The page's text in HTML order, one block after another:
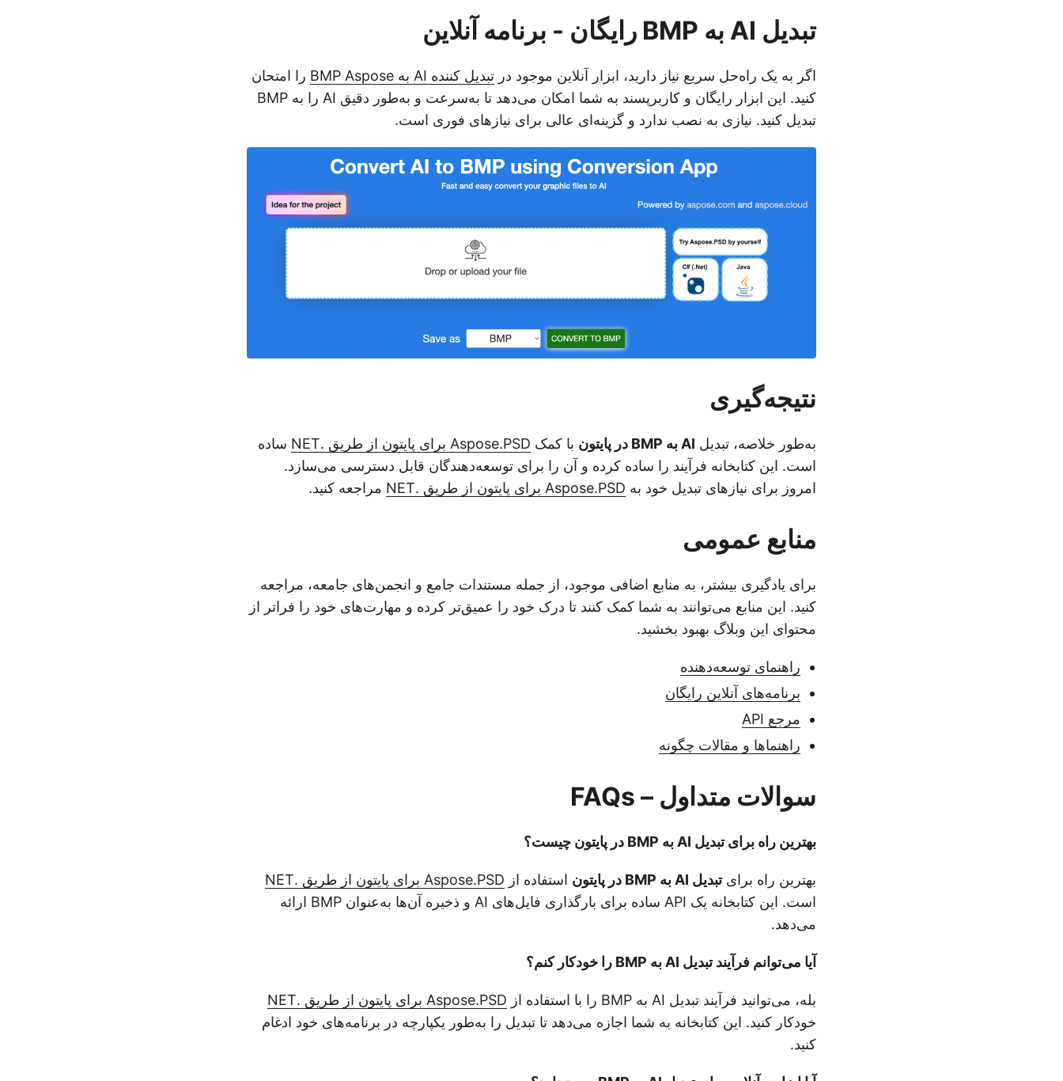
تبدیل AI به BMP رایگان - برنامه آنلاین
اگر به یک راه‌حل سریع نیاز دارید، ابزار آنلاین موجود در تبدیل کننده AI به BMP Aspose
را امتحان
کنید. این ابزار رایگان و کاربرپسند به شما امکان می‌دهد تا به‌سرعت و به‌طور دقیق AI را به BMP
تبدیل کنید. نیازی به نصب ندارد و گزینه‌ای عالی برای نیازهای فوری است.
نتیجه‌گیری
به‌طور خلاصه، تبدیل AI به BMP در پایتون با کمک Aspose.PSD برای پایتون از طریق .NET
ساده
است. این کتابخانه فرآیند را ساده کرده و آن را برای توسعه‌دهندگان قابل دسترسی می‌سازد.
امروز برای نیازهای تبدیل خود به Aspose.PSD برای پایتون از طریق .NET مراجعه کنید.
منابع عمومی
برای یادگیری بیشتر، به منابع اضافی موجود، از جمله مستندات جامع و انجمن‌های جامعه، مراجعه
کنید. این منابع می‌توانند به شما کمک کنند تا درک خود را عمیق‌تر کرده و مهارت‌های خود را فراتر از
محتوای این وبلاگ بهبود بخشید.
راهنمای توسعه‌دهنده
برنامه‌های آنلاین رایگان
مرجع API
راهنماها و مقالات چگونه
سوالات متداول – FAQs
بهترین راه برای تبدیل AI به BMP در پایتون چیست؟
بهترین راه برایتبدیل AI به BMP در پایتون استفاده از Aspose.PSD برای پایتون از طریق .NET
است. این کتابخانه یک API ساده برای بارگذاری فایل‌های AI و ذخیره آن‌ها به‌عنوان BMP ارائه
می‌دهد.
آیا می‌توانم فرآیند تبدیل AI به BMP را خودکار کنم؟
بله، می‌توانید فرآیند تبدیل AI به BMP را با استفاده از
Aspose.PSD برای پایتون از طریق .NET
خودکار کنید. این کتابخانه به شما اجازه می‌دهد تا تبدیل را به‌طور یکپارچه در برنامه‌های خود ادغام
کنید.